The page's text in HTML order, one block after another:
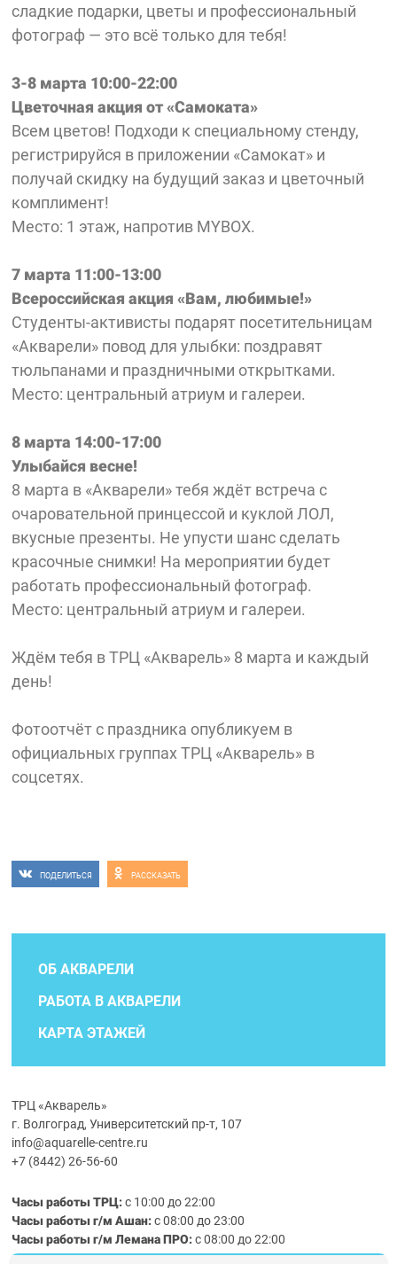
сладкие подарки, цветы и профессиональный
фотограф — это всё только для тебя!
3-8 марта 10:00-22:00
Цветочная акция от «Самоката»
Всем цветов! Подходи к специальному стенду,
регистрируйся в приложении «Самокат» и
получай скидку на будущий заказ и цветочный
комплимент!
Место: 1 этаж, напротив MYBOX.
7 марта 11:00-13:00
Всероссийская акция «Вам, любимые!»
Студенты-активисты подарят посетительницам
«Акварели» повод для улыбки: поздравят
тюльпанами и праздничными открытками.
Место: центральный атриум и галереи.
8 марта 14:00-17:00
Улыбайся весне!
8 марта в «Акварели» тебя ждёт встреча с
очаровательной принцессой и куклой ЛОЛ,
вкусные презенты. Не упусти шанс сделать
красочные снимки! На мероприятии будет
работать профессиональный фотограф.
Место: центральный атриум и галереи.
Ждём тебя в ТРЦ «Акварель» 8 марта и каждый
день!
Фотоотчёт с праздника опубликуем в
официальных группах ТРЦ «Акварель» в
соцсетях.
ПОДЕЛИТЬСЯ РАССКАЗАТЬ
ОБ АКВАРЕЛИ
РАБОТА В АКВАРЕЛИ
КАРТА ЭТАЖЕЙ
ТРЦ «Акварель»
г. Волгоград, Университетский пр-т, 107
info@aquarelle-centre.ru
+7 (8442) 26-56-60
Часы работы ТРЦ:с 10:00 до 22:00
Часы работы г/м Ашан:с 08:00 до 23:00
Часы работыг/мЛемана ПРО:с 08:00 до 22:00